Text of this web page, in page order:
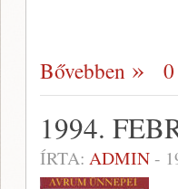
Bővebben
1994.
ÍRTA: ADMIN-